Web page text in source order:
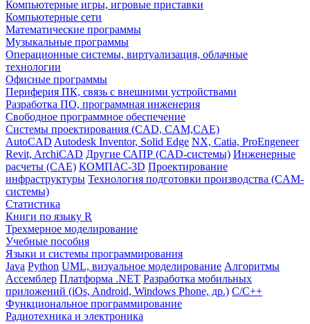
Компьютерные игры, игровые приставки
Компьютерные сети
Математические программы
Музыкальные программы
Операционные системы, виртуализация, облачные
технологии
Офисные программы
Периферия ПК, связь с внешними устройствами
Разработка ПО, программная инженерия
Свободное программное обеспечение
Системы проектирования (CAD, CAM,CAE)
AutoCAD Autodesk Inventor, Solid Edge NX, Catia, ProEngeneer
Revit, ArchiCAD Другие САПР (CAD-системы) Инженерные
расчеты (CAE) КОМПАС-3D Проектирование
инфраструктуры Технология подготовки производства (CAM-
системы)
Статистика
Книги по языку R
Трехмерное моделирование
Учебные пособия
Языки и системы программирования
Java Python UML, визуальное моделирование Алгоритмы
Ассемблер Платформа .NET Разработка мобильных
приложений (iOs, Android, Windows Phone, др.) С/С++
Функциональное программирование
Радиотехника и электроника